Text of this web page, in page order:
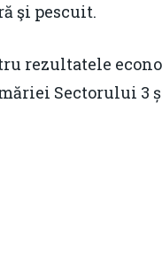
şi pescuit.
rezultatele
Sectorului 3